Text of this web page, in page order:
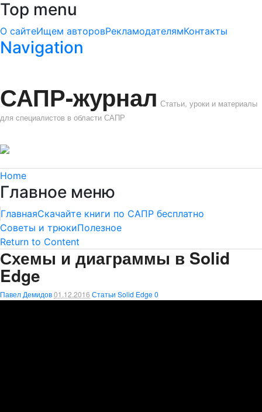
Top menu
О сайтеИщем авторовРекламодателямКонтакты
Navigation
САПР-журнал Статьи, уроки и материалы
для специалистов в области САПР
Home
Главное меню
ГлавнаяСкачайте книги по САПР бесплатно
Советы и трюкиПолезное
Return to Content
Схемы и диаграммы в Solid
Edge
Павел Демидов01.12.2016 Статьи Solid Edge0